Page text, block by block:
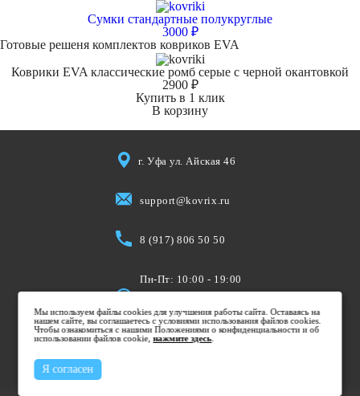
Сумки стандартные полукруглые
3000 ₽
Готовые решеня комплектов ковриков EVA
Коврики EVA классические ромб серые с черной окантовкой
2900 ₽
Купить в 1 клик
В корзину
г. Уфа ул. Айская 46
support@kovrix.ru
8 (917) 806 50 50
Пн-Пт: 10:00 - 19:00
Вс: Выходной
Мы используем файлы cookies для улучшения работы сайта. Оставаясь на
нашем сайте, вы соглашаетесь с условиями использования файлов cookies.
Чтобы ознакомиться с нашими Положениями о конфиденциальности и об
использовании файлов cookie,нажмите здесь.
Я согласен